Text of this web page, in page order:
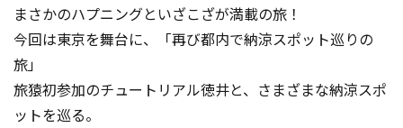
まさかのハプニングといざこざが満載の旅！
今回は東京を舞台に、「再び都内で納涼スポット巡りの
旅」
旅猿初参加のチュートリアル徳井と、さまざまな納涼スポ
ットを巡る。